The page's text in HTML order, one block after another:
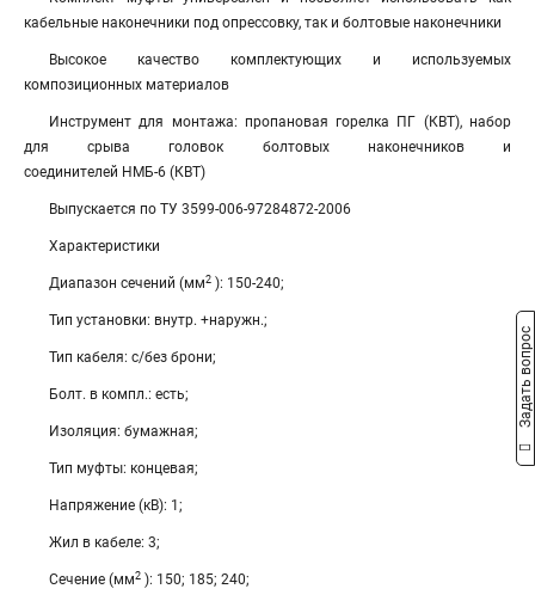
кабельные наконечники под опрессовку, так и болтовые наконечники
Высокое качество комплектующих и используемых
композиционных материалов
Инструмент для монтажа: пропановая горелка ПГ (КВТ), набор
для срыва головок болтовых наконечников и
соединителей НМБ-6 (КВТ)
Выпускается по ТУ 3599-006-97284872-2006
Характеристики
Диапазон сечений (мм2 ): 150-240;
Тип установки: внутр. +наружн.;
Тип кабеля: с/без брони;
Болт. в компл.: есть;
Изоляция: бумажная;
Тип муфты: концевая;
Напряжение (кВ): 1;
Жил в кабеле: 3;
Сечение (мм2 ): 150; 185; 240;
Задать вопрос